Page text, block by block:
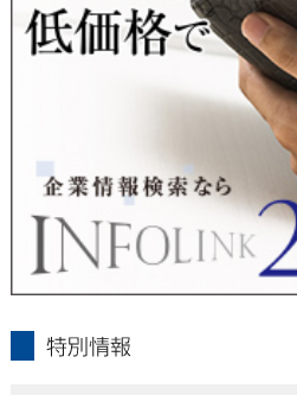
申請の場合のみ必要となります）を当社
＜個人情報保護に関するお問合せ・
〒802-0004 北九州市小倉北区鍛冶町2
フリーダイヤル 0120-55-9986
受付時間 平日9：00～17：00